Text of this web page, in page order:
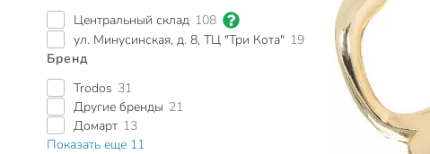
Центральный склад 108
ул. Минусинская, д. 8, ТЦ "Три Кота" 19
Бренд
Trodos 31
Другие бренды 21
Домарт 13
Показать еще 11